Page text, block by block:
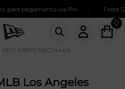
para pagamento via Pix Frete
0
REF: MBPERBON468
Los Angeles